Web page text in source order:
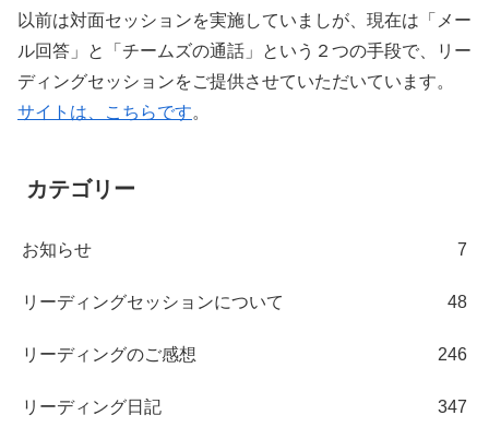
以前は対面セッションを実施していましが、現在は「メー
ル回答」と「チームズの通話」という２つの手段で、リー
ディングセッションをご提供させていただいています。
サイトは、こちらです。
カテゴリー
お知らせ 7
リーディングセッションについて 48
リーディングのご感想 246
リーディング日記 347